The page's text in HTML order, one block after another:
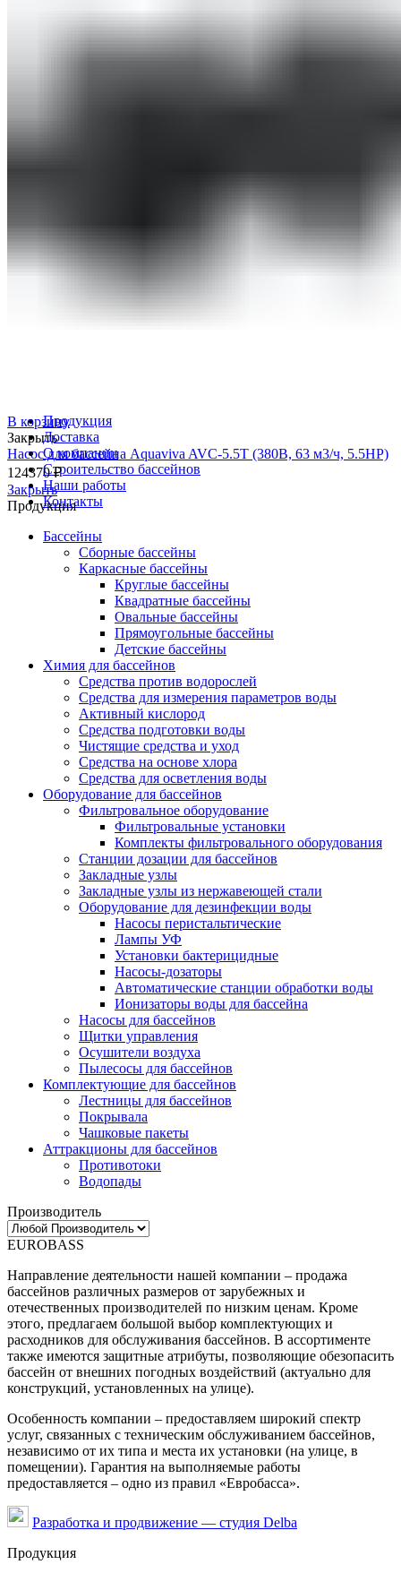
Комплекты фильтровального оборудования
Фильтровальные установки
Ионизаторы воды для бассейна
Комплектующие для бассейнов
Продукция
Доставка
О компании
Строительство бассейнов
Наши работы
Контакты
В корзину
Закрыть
Насос для бассейна Aquaviva AVC-5.5T (380В, 63 м3/ч, 5.5HP)
124370₽
Закрыть
Продукция
Бассейны
Сборные бассейны
Каркасные бассейны
Круглые бассейны
Квадратные бассейны
Овальные бассейны
Прямоугольные бассейны
Детские бассейны
Химия для бассейнов
Средства против водорослей
Средства для измерения параметров воды
Активный кислород
Средства подготовки воды
Чистящие средства и уход
Средства на основе хлора
Средства для осветления воды
Оборудование для бассейнов
Фильтровальное оборудование
Фильтровальные установки
Комплекты фильтровального оборудования
Станции дозации для бассейнов
Закладные узлы
Закладные узлы из нержавеющей стали
Оборудование для дезинфекции воды
Насосы перистальтические
Лампы УФ
Установки бактерицидные
Насосы-дозаторы
Автоматические станции обработки воды
Ионизаторы воды для бассейна
Насосы для бассейнов
Щитки управления
Осушители воздуха
Пылесосы для бассейнов
Комплектующие для бассейнов
Лестницы для бассейнов
Покрывала
Чашковые пакеты
Аттракционы для бассейнов
Противотоки
Водопады
Производитель
EUROBASS
Направление деятельности нашей компании – продажа
бассейнов различных размеров от зарубежных и
отечественных производителей по низким ценам. Кроме
этого, предлагаем большой выбор комплектующих и
расходников для обслуживания бассейнов. В ассортименте
также имеются защитные атрибуты, позволяющие обезопасить
бассейн от внешних погодных воздействий (актуально для
конструкций, установленных на улице).
Особенность компании – предоставляем широкий спектр
услуг, связанных с техническим обслуживанием бассейнов,
независимо от их типа и места их установки (на улице, в
помещении). Гарантия на выполняемые работы
предоставляется – одно из правил «Евробасса».
Разработка и продвижение — студия Delba
Продукция